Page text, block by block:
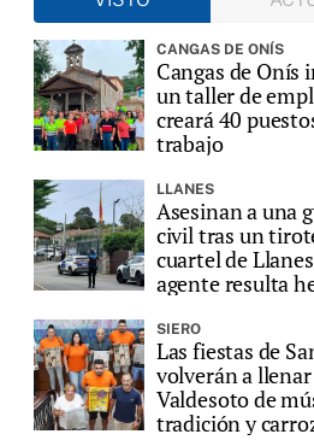
CANGAS DE ONÍS
Cangas de Onís
un taller de
creará 40
trabajo
LLANES
Asesinan a una
civil tras un
cuartel de
agente resulta
SIERO
Las fiestas de
volverán a llenar
Valdesoto de
tradición y